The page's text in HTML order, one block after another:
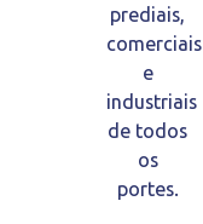
prediais,
comerciais
e
industriais
de todos
os
portes.